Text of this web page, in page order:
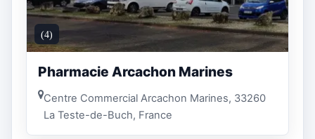
(4)
Pharmacie Arcachon Marines
Centre Commercial Arcachon Marines, 33260
La Teste-de-Buch, France